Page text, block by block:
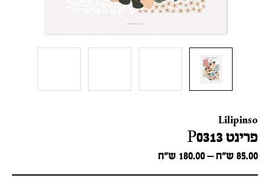
Lilipinso
פרינט P0313
85.00 ש״ח –
180.00 ש״חPrice